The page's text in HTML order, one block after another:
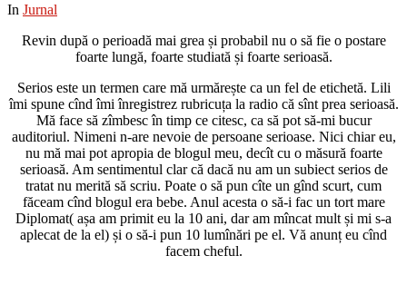
In Jurnal
Revin după o perioadă mai grea și probabil nu o să fie o postare
foarte lungă, foarte studiată și foarte serioasă.
Serios este un termen care mă urmărește ca un fel de etichetă. Lili
îmi spune cînd îmi înregistrez rubricuța la radio că sînt prea serioasă.
Mă face să zîmbesc în timp ce citesc, ca să pot să-mi bucur
auditoriul. Nimeni n-are nevoie de persoane serioase. Nici chiar eu,
nu mă mai pot apropia de blogul meu, decît cu o măsură foarte
serioasă. Am sentimentul clar că dacă nu am un subiect serios de
tratat nu merită să scriu. Poate o să pun cîte un gînd scurt, cum
făceam cînd blogul era bebe. Anul acesta o să-i fac un tort mare
Diplomat( așa am primit eu la 10 ani, dar am mîncat mult și mi s-a
aplecat de la el) și o să-i pun 10 lumînări pe el. Vă anunț eu cînd
facem cheful.